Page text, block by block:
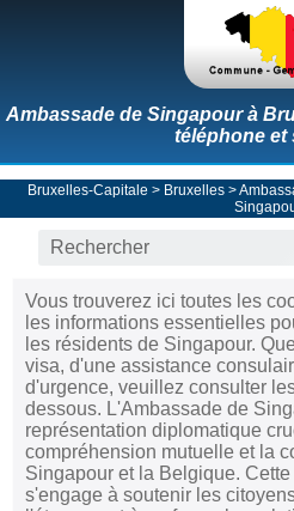
Ambassade de Singapour à
téléphone et
Bruxelles-Capitale > Bruxelles >
Vous trouverez ici toutes les
les informations essentielles
les résidents de Singapour.
visa, d'une assistance
d'urgence, veuillez consulter
dessous. L'Ambassade de
représentation diplomatique
compréhension mutuelle et la
Singapour et la Belgique.
s'engage à soutenir les